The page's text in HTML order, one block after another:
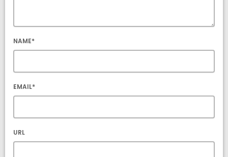
NAME*
EMAIL*
URL